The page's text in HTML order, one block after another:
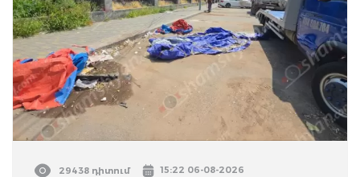
29438 դիտում 15:22 06-08-2026